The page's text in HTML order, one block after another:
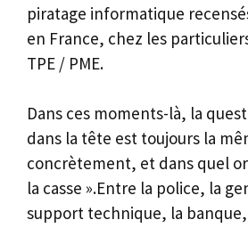
piratage informatique
en France, chez les
TPE / PME.
Dans ces moments-là, la
dans la tête est toujours la
concrètement, et dans quel
la casse ».Entre la police, la
support technique, la